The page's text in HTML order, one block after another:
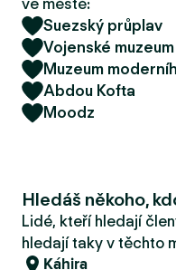
ve městě:
Suezský průplav
Vojenské
Muzeum
Abdou Kofta
Moodz
Hledáš někoho,
Lidé, kteří hledají
hledají taky v těchto
Káhira